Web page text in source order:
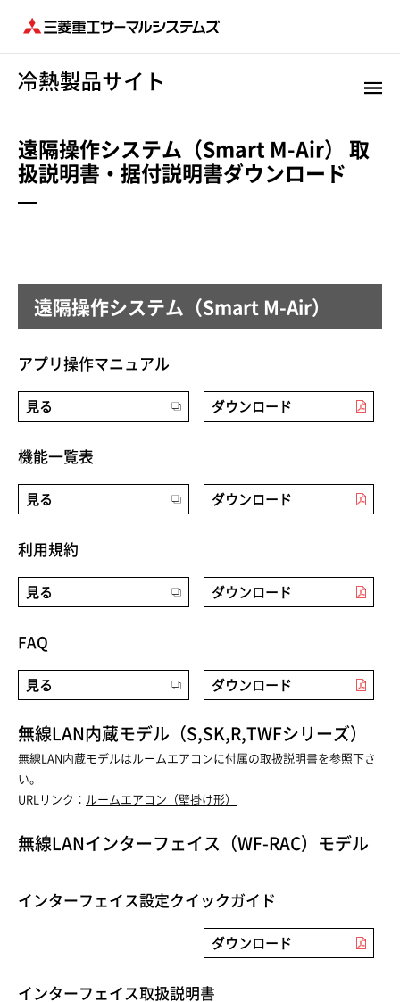
遠隔操作システム（Smart M-Air） 取
扱説明書・据付説明書ダウンロード
遠隔操作システム（Smart M-Air）
アプリ操作マニュアル
見る ダウンロード
機能一覧表
見る ダウンロード
利用規約
見る ダウンロード
FAQ
見る ダウンロード
無線LAN内蔵モデル（S,SK,R,TWFシリーズ）
無線LAN内蔵モデルはルームエアコンに付属の取扱説明書を参照下さ
い。
URLリンク： ルームエアコン（壁掛け形）
無線LANインターフェイス（WF-RAC）モデル
インターフェイス設定クイックガイド
ダウンロード
インターフェイス取扱説明書